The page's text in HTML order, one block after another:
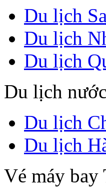
Du lịch
Du lịch
Du lịch
Du lịch
Du lịch
Du lịch
Vé máy bay